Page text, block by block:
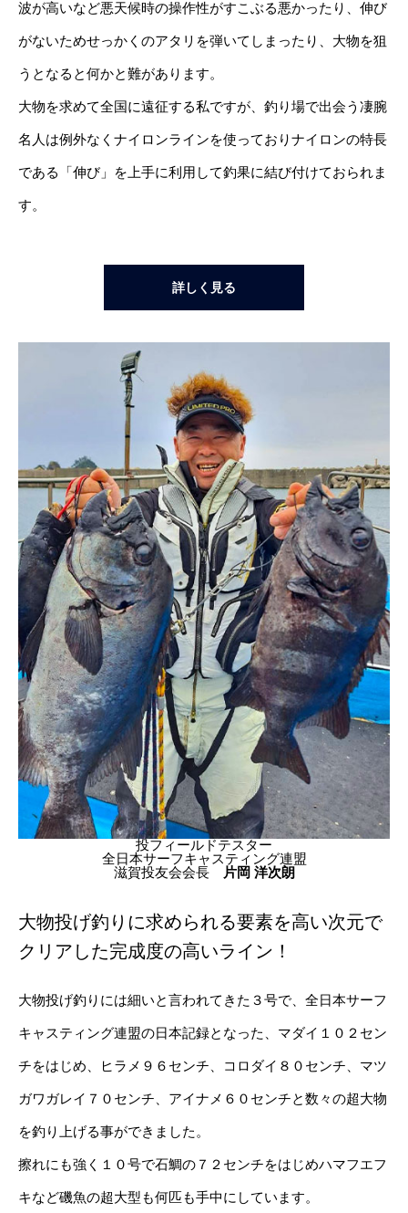
波が高いなど悪天候時の操作性がすこぶる悪かったり、伸び
がないためせっかくのアタリを弾いてしまったり、大物を狙
うとなると何かと難があります。
大物を求めて全国に遠征する私ですが、釣り場で出会う凄腕
名人は例外なくナイロンラインを使っておりナイロンの特長
である「伸び」を上手に利用して釣果に結び付けておられま
す。
詳しく見る
投フィールドテスター
全日本サーフキャスティング連盟
滋賀投友会会長
片岡 洋次朗
大物投げ釣りに求められる要素を高い次元で
クリアした完成度の高いライン！
大物投げ釣りには細いと言われてきた３号で、全日本サーフ
キャスティング連盟の日本記録となった、マダイ１０２セン
チをはじめ、ヒラメ９６センチ、コロダイ８０センチ、マツ
ガワガレイ７０センチ、アイナメ６０センチと数々の超大物
を釣り上げる事ができました。
擦れにも強く１０号で石鯛の７２センチをはじめハマフエフ
キなど磯魚の超大型も何匹も手中にしています。